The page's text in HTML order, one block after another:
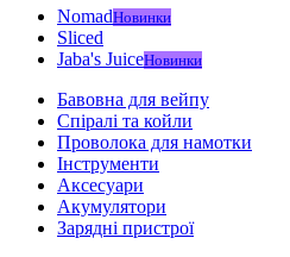
NomadНовинки
Sliced
Jaba's JuiceНовинки
Бавовна для вейпу
Спіралі та койли
Проволока для намотки
Інструменти
Аксесуари
Акумулятори
Зарядні пристрої